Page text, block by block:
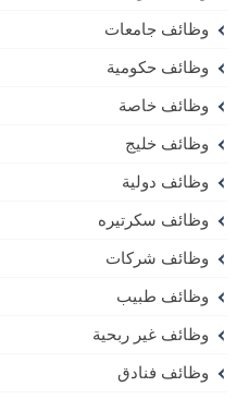
وظائف جامعات
وظائف حكومية
وظائف خاصة
وظائف خليج
وظائف دولية
وظائف سكرتيره
وظائف شركات
وظائف طبيب
وظائف غير ربحية
وظائف فنادق